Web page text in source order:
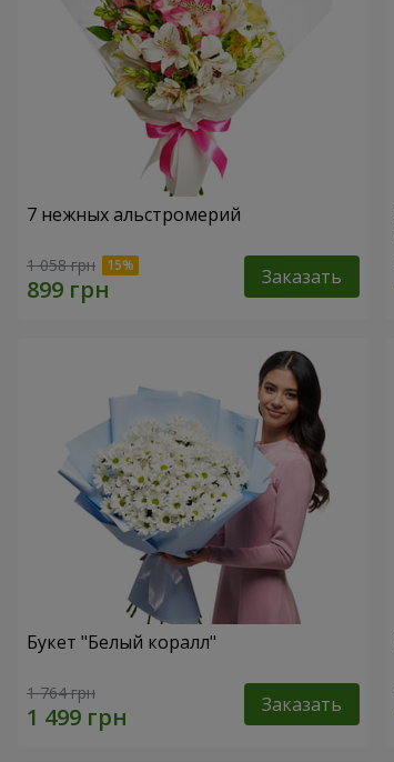
7 нежных альстромерий
1 058 грн Заказать
Букет "Белый коралл"
1 764 грн Заказать